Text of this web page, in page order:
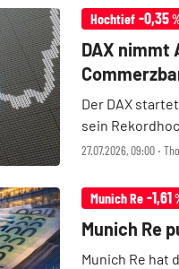
Hochtief -0,35
27.07.2026, 09:00 ‧
DAX nimmt
Check
Der DAX
sein
Atempause im
Munich Re -1,61
Munich Re
Munich Re hat